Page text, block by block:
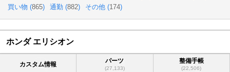
買い物 (865) 通勤 (882) その他 (174)
ホンダ エリシオン
カスタム情報 パーツ
(27,133)
整備手帳
(22,506)